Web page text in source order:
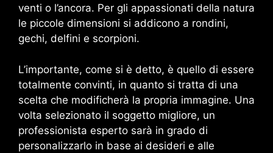
venti o l’ancora. Per gli appassionati della natura
le piccole dimensioni si addicono a rondini,
gechi, delfini e scorpioni.
L’importante, come si è detto, è quello di essere
totalmente convinti, in quanto si tratta di una
scelta che modificherà la propria immagine. Una
volta selezionato il soggetto migliore, un
professionista esperto sarà in grado di
personalizzarlo in base ai desideri e alle